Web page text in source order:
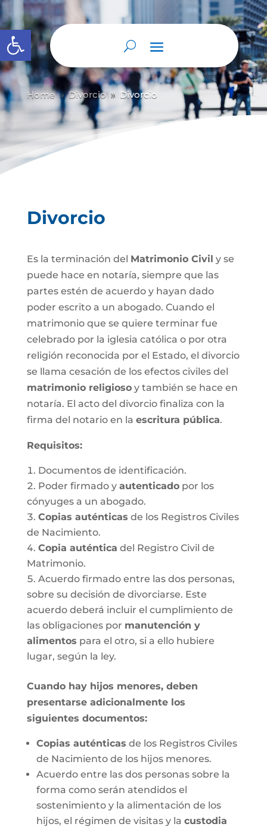
Abrir barra de herramientas
Home 9 Divorcio 9 Divorcio
Divorcio
Es la terminación del Matrimonio Civil y se
puede hace en notaría, siempre que las
partes estén de acuerdo y hayan dado
poder escrito a un abogado. Cuando el
matrimonio que se quiere terminar fue
celebrado por la iglesia católica o por otra
religión reconocida por el Estado, el divorcio
se llama cesación de los efectos civiles del
matrimonio religiosoy también se hace en
notaría. El acto del divorcio finaliza con la
firma del notario en la escritura pública.
Requisitos:
Documentos de identificación.
Poder firmado y autenticadopor los
cónyuges a un abogado.
Copias auténticas de los Registros Civiles
de Nacimiento.
Copia auténtica del Registro Civil de
Matrimonio.
Acuerdo firmado entre las dos personas,
sobre su decisión de divorciarse. Este
acuerdo deberá incluir el cumplimiento de
las obligaciones por manutención y
alimentos para el otro, si a ello hubiere
lugar, según la ley.
Cuando hay hijos menores, deben
presentarse adicionalmente los
siguientes documentos:
Copias auténticas de los Registros Civiles
de Nacimiento de los hijos menores.
Acuerdo entre las dos personas sobre la
forma como serán atendidos el
sostenimiento y la alimentación de los
hijos, el régimen de visitas y la custodia